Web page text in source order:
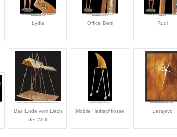
Lydia Office Berti Rudi
Das Ende vom Dach
der Welt
Mobile Haifischflosse Sarajevo